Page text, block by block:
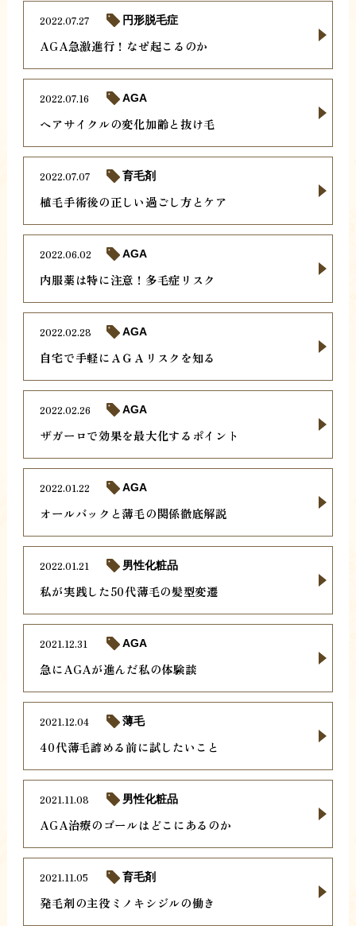
AGA急激進行！なぜ起こるのか
2022.07.27 円形脱毛症
ヘアサイクルの変化加齢と抜け毛
2022.07.16 AGA
植毛手術後の正しい過ごし方とケア
2022.07.07 育毛剤
内服薬は特に注意！多毛症リスク
2022.06.02 AGA
自宅で手軽にＡＧＡリスクを知る
2022.02.28 AGA
ザガーロで効果を最大化するポイント
2022.02.26 AGA
オールバックと薄毛の関係徹底解説
2022.01.22 AGA
私が実践した50代薄毛の髪型変遷
2022.01.21 男性化粧品
急にAGAが進んだ私の体験談
2021.12.31 AGA
40代薄毛諦める前に試したいこと
2021.12.04 薄毛
AGA治療のゴールはどこにあるのか
2021.11.08 男性化粧品
発毛剤の主役ミノキシジルの働き
2021.11.05 育毛剤